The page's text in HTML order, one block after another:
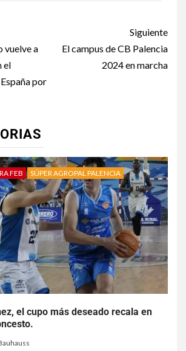
vuelve a
el
por
Siguiente
El campus de CB Palencia
2024 en marcha
FEB SÚPER AGROPAL PALENCIA
el cupo más deseado recala en